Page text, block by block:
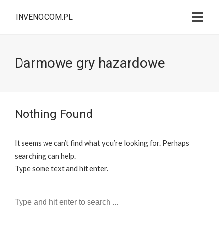
INVENO.COM.PL
Darmowe gry hazardowe
Nothing Found
It seems we can’t find what you’re looking for. Perhaps
searching can help.
Type some text and hit enter.